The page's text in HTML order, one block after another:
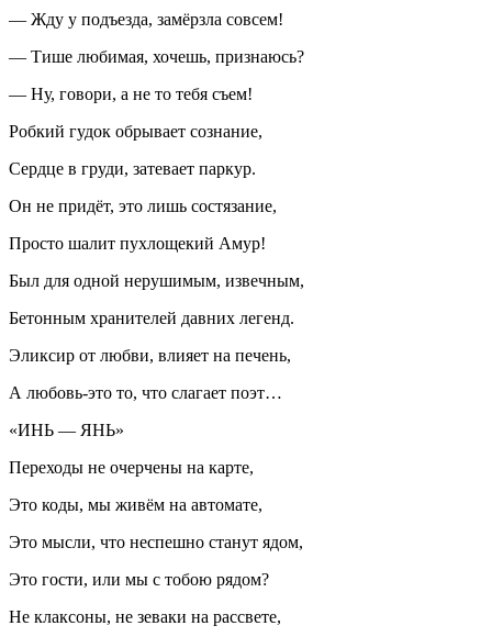
— Жду у подъезда, замёрзла совсем!
— Тише любимая, хочешь, признаюсь?
— Ну, говори, а не то тебя съем!
Робкий гудок обрывает сознание,
Сердце в груди, затевает паркур.
Он не придёт, это лишь состязание,
Просто шалит пухлощекий Амур!
Был для одной нерушимым, извечным,
Бетонным хранителей давних легенд.
Эликсир от любви, влияет на печень,
А любовь-это то, что слагает поэт…
«ИНЬ — ЯНЬ»
Переходы не очерчены на карте,
Это коды, мы живём на автомате,
Это мысли, что неспешно станут ядом,
Это гости, или мы с тобою рядом?
Не клаксоны, не зеваки на рассвете,